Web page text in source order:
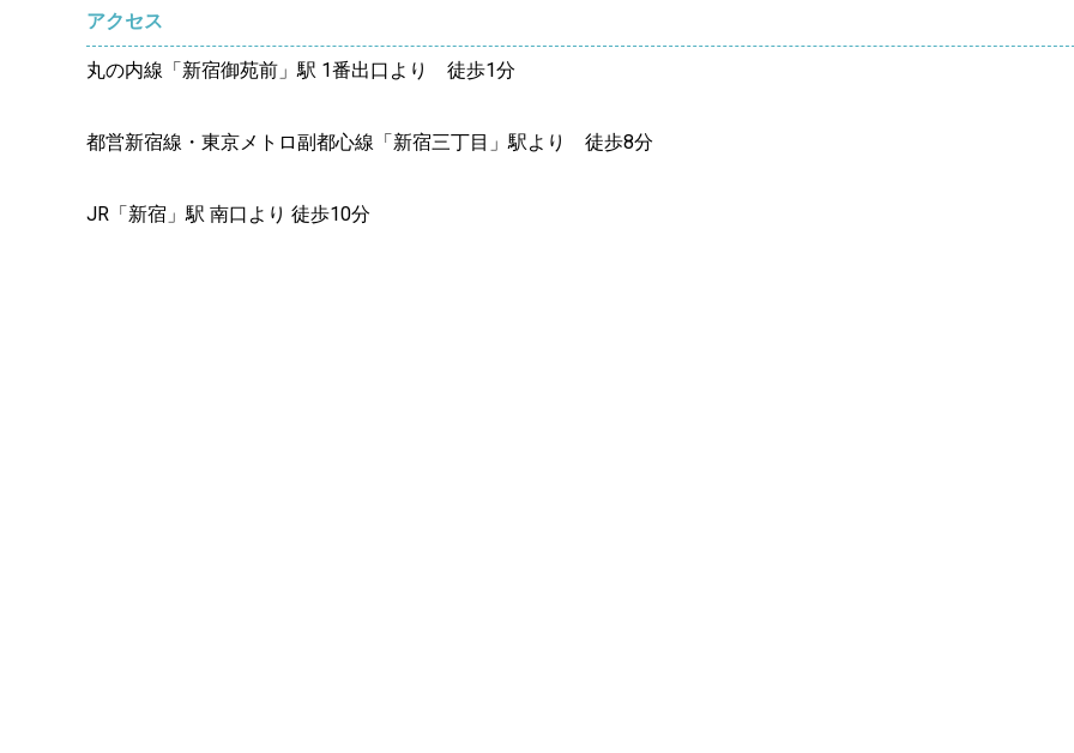
アクセス
丸の内線「新宿御苑前」駅 1番出口より 徒歩1分
都営新宿線・東京メトロ副都心線「新宿三丁目」駅より 徒歩8分
JR「新宿」駅 南口より 徒歩10分